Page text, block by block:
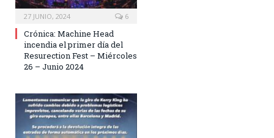
27 JUNIO, 2024 6
Crónica: Machine Head
incendia el primer día del
Resurection Fest – Miércoles
26 – Junio 2024